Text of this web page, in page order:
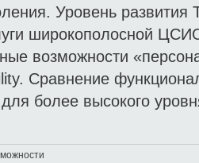
Уровень
широкополосной
возможности
Сравнение
более высокого